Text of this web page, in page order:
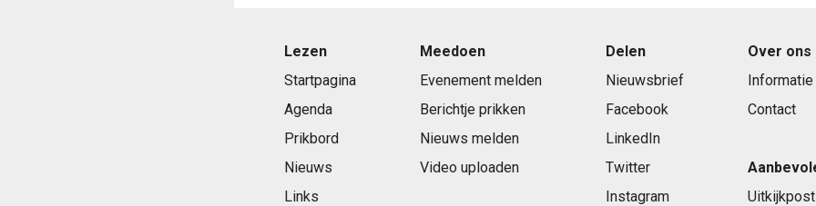
Lezen
Startpagina
Agenda
Prikbord
Nieuws
Links
Meedoen
Evenement melden
Berichtje prikken
Nieuws melden
Video uploaden
Delen
Nieuwsbrief
Facebook
LinkedIn
Twitter
Instagram
Over ons
Informatie
Contact
Uitkijkpost